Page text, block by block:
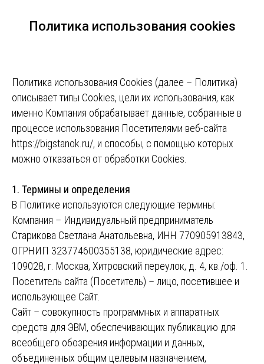
Политика использования cookies
Политика использования Cookies (далее – Политика)
описывает типы Cookies, цели их использования, как
именно Компания обрабатывает данные, собранные в
процессе использования Посетителями веб-сайта
https://bigstanok.ru/, и способы, с помощью которых
можно отказаться от обработки Cookies.
1. Термины и определения
В Политике используются следующие термины:
Компания – Индивидуальный предприниматель
Старикова Светлана Анатольевна, ИНН 770905913843,
ОГРНИП 323774600355138, юридические адрес:
109028, г. Москва, Хитровский переулок, д. 4, кв./оф. 1.
Посетитель сайта (Посетитель) – лицо, посетившее и
использующее Сайт.
Сайт – совокупность программных и аппаратных
средств для ЭВМ, обеспечивающих публикацию для
всеобщего обозрения информации и данных,
объединенных общим целевым назначением,